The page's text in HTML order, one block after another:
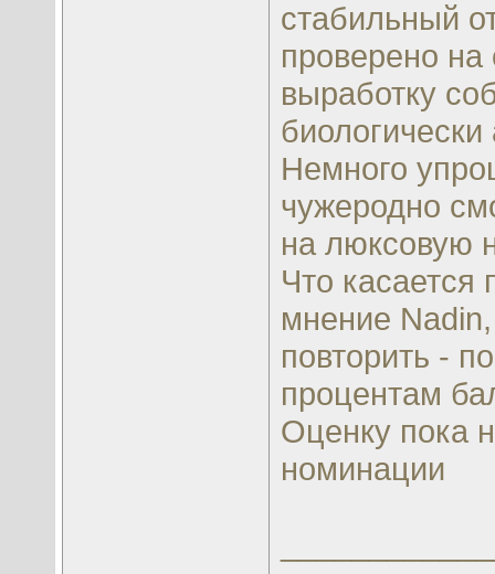
стабильный
проверено на
выработку
Немного
чужеродно
на люксовую
Что касается
мнение
повторить -
процентам
Оценку пока
номинации